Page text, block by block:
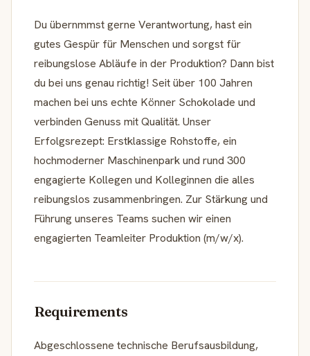
Du übernmmst gerne Verantwortung, hast ein
gutes Gespür für Menschen und sorgst für
reibungslose Abläufe in der Produktion? Dann bist
du bei uns genau richtig! Seit über 100 Jahren
machen bei uns echte Könner Schokolade und
verbinden Genuss mit Qualität. Unser
Erfolgsrezept: Erstklassige Rohstoffe, ein
hochmoderner Maschinenpark und rund 300
engagierte Kollegen und Kolleginnen die alles
reibungslos zusammenbringen. Zur Stärkung und
Führung unseres Teams suchen wir einen
engagierten Teamleiter Produktion (m/w/x).
Requirements
Abgeschlossene technische Berufsausbildung,